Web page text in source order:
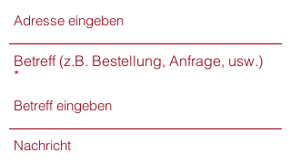
Betreff (z.B. Bestellung, Anfrage, usw.)
Nachricht